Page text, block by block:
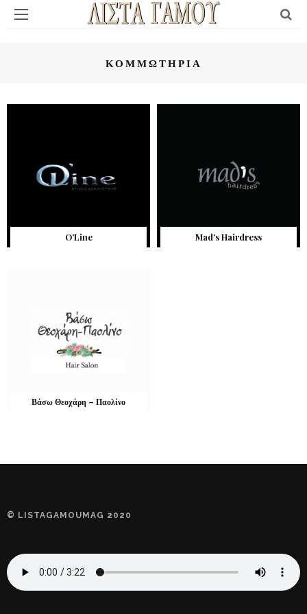
ΚΟΜΜΩΤΉΡΙΑ
O’Line Mad’s Hairdress
Βάσω Θεοχάρη – Παολίνο
© LISTAGAMOUMAG 2020